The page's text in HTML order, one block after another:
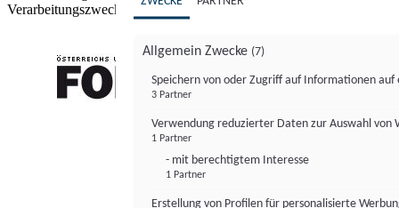
Verarbeitungszwecke.
Allgemein Zwecke (7)
Speichern von oder Zugriff auf Informationen auf
3 Partner
Verwendung reduzierter Daten zur Auswahl von
1 Partner
- mit berechtigtem Interesse
1 Partner
Erstellung von Profilen für personalisierte
FONDS professionell